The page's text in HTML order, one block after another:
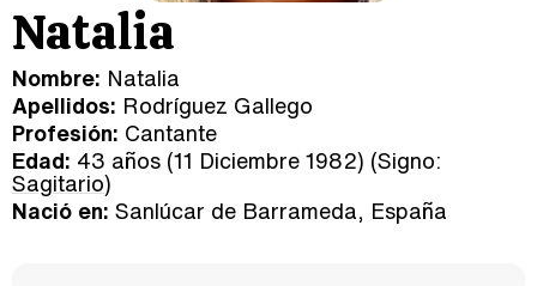
Natalia
Nombre: Natalia
Apellidos: Rodríguez Gallego
Profesión: Cantante
Edad: 43 años (11 Diciembre 1982) (Signo:
Sagitario)
Nació en: Sanlúcar de Barrameda, España